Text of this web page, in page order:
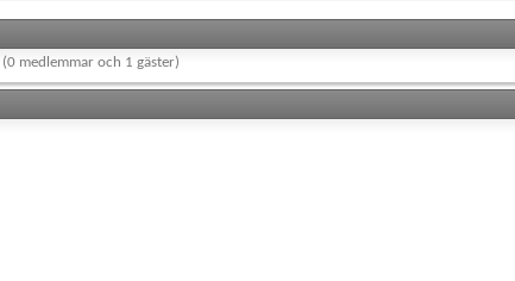
(0 medlemmar och 1 gäster)